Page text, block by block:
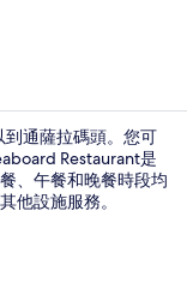
到通薩拉碼頭。您可
Restaurant是
、午餐和晚餐時段均
他設施服務。